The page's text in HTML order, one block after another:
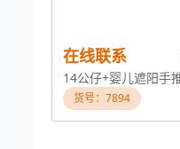
在线联系
货号：7894